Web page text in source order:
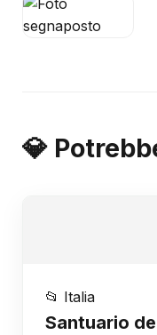
💎
📂 Italia
Santuario